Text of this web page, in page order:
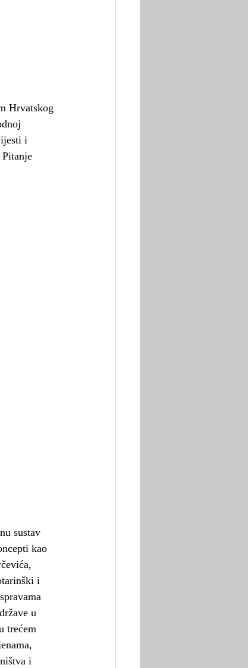
i
sustav
kao
i
u
trećem
i